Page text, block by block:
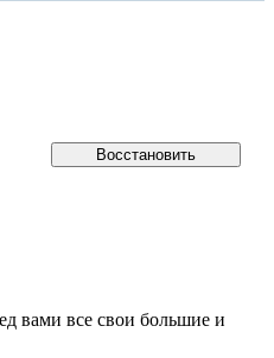
вами все свои большие и